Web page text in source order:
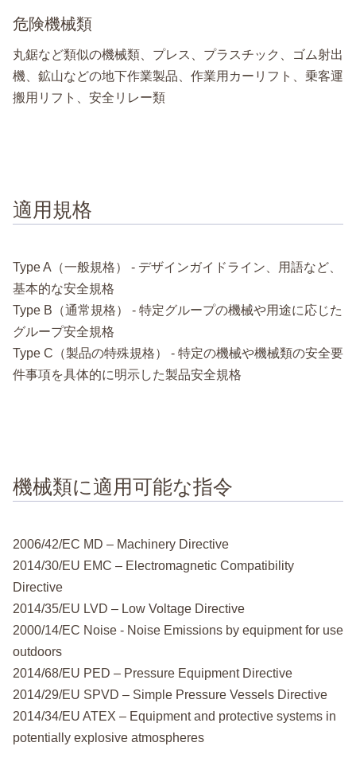
危険機械類
丸鋸など類似の機械類、プレス、プラスチック、ゴム射出
機、鉱山などの地下作業製品、作業用カーリフト、乗客運
搬用リフト、安全リレー類
適用規格
Type A（一般規格） - デザインガイドライン、用語など、
基本的な安全規格
Type B（通常規格） - 特定グループの機械や用途に応じた
グループ安全規格
Type C（製品の特殊規格） - 特定の機械や機械類の安全要
件事項を具体的に明示した製品安全規格
機械類に適用可能な指令
2006/42/EC MD – Machinery Directive
2014/30/EU EMC – Electromagnetic Compatibility
Directive
2014/35/EU LVD – Low Voltage Directive
2000/14/EC Noise - Noise Emissions by equipment for use
outdoors
2014/68/EU PED – Pressure Equipment Directive
2014/29/EU SPVD – Simple Pressure Vessels Directive
2014/34/EU ATEX – Equipment and protective systems in
potentially explosive atmospheres